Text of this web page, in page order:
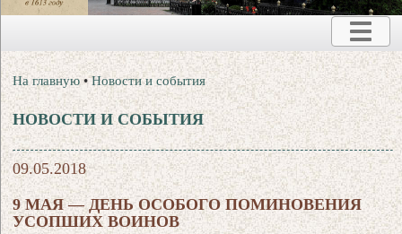
На главную •Новости и события
НОВОСТИ И СОБЫТИЯ
09.05.2018
9 МАЯ — ДЕНЬ ОСОБОГО ПОМИНОВЕНИЯ
УСОПШИХ ВОИНОВ